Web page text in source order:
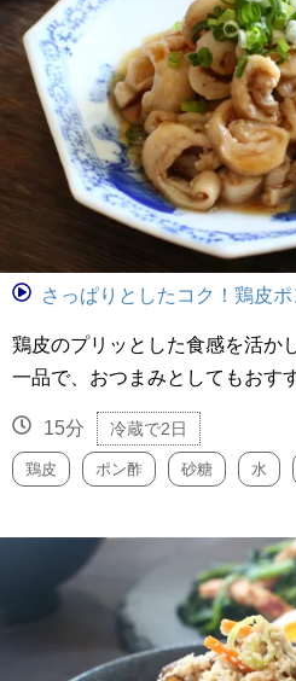
さっぱりとしたコク！鶏皮
鶏皮のプリッとした食感を活か
一品で、おつまみとしてもおす
15分 冷蔵で2日
鶏皮 ポン酢 砂糖 水